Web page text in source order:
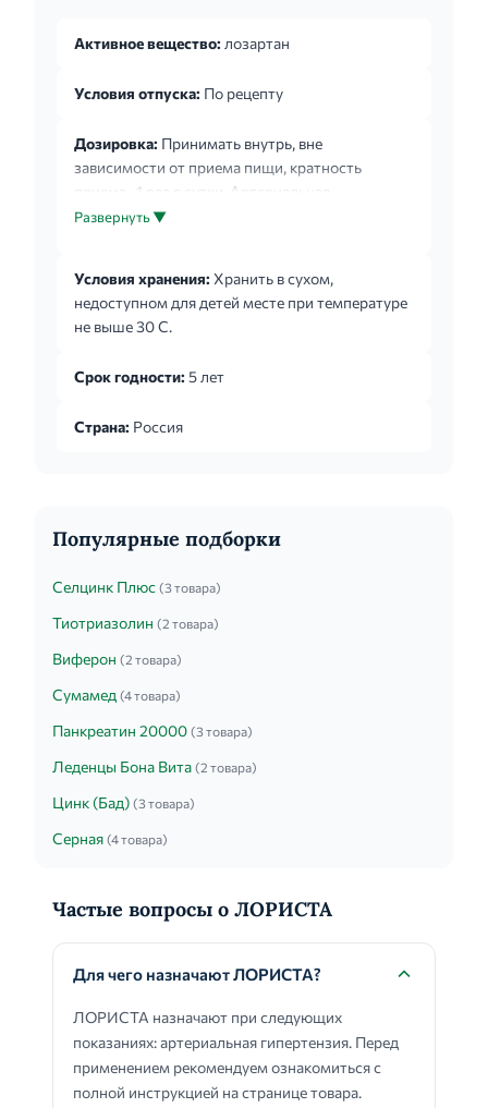
Активное вещество: лозартан
Условия отпуска: По рецепту
Дозировка: Принимать внутрь, вне
зависимости от приема пищи, кратность
приема -1 раз в сутки. Артериальная
гипертензия: средняя суточная доза составляет
терапии. У некоторых пациентов можно
достичь более выраженного эффекта путем
увеличения дозы препарата до 100 мг в сутки в
больших доз диуретиков рекомендуется
У пациентов пожилого возр...
Развернуть ▼
Условия хранения: Хранить в сухом,
недоступном для детей месте при температуре
не выше 30 С.
Срок годности: 5 лет
Страна: Россия
Популярные подборки
Селцинк Плюс (3 товара)
Тиотриазолин (2 товара)
Виферон (2 товара)
Сумамед (4 товара)
Панкреатин 20000 (3 товара)
Леденцы Бона Вита (2 товара)
Цинк (Бад) (3 товара)
Серная (4 товара)
Частые вопросы о ЛОРИСТА
Для чего назначают ЛОРИСТА?
ЛОРИСТА назначают при следующих
показаниях: артериальная гипертензия. Перед
применением рекомендуем ознакомиться с
полной инструкцией на странице товара.